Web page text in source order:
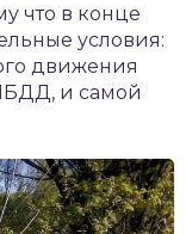
что в конце
условия:
движения
и самой